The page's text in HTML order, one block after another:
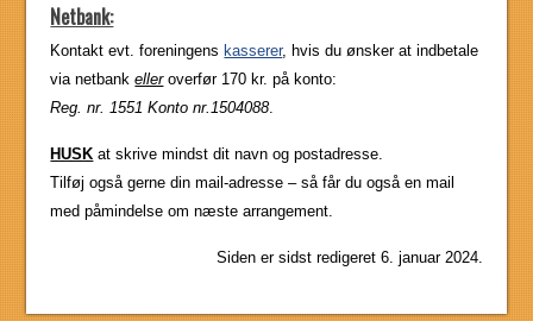
Netbank:
Kontakt evt. foreningenskasserer, hvis du ønsker at indbetale
via netbankelleroverfør 170 kr. på konto:
Reg. nr. 1551 Konto nr.1504088.
HUSK at skrive mindst dit navn og postadresse.
Tilføj også gerne din mail-adresse – så får du også en mail
med påmindelse om næste arrangement.
Siden er sidst redigeret 6. januar 2024.